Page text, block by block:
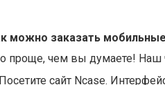
можно заказать
проще, чем вы думаете! Наш
сайт Ncase.